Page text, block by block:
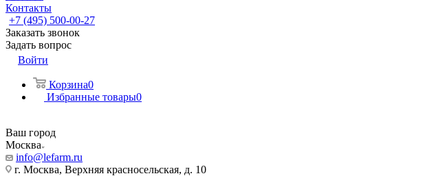
Контакты
+7 (495) 500-00-27
Заказать звонок
Задать вопрос
Войти
Корзина0
Избранные товары0
Ваш город
Москва
info@lefarm.ru
г. Москва, Верхняя красносельская, д. 10